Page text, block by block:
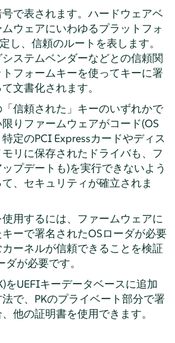
で表されます。ハードウェアベ
ウェアにいわゆるプラットフォ
し、信頼のルートを表します。
ステムベンダーなどとの信頼関
フォームキーを使ってキーに署
文書化されます。
「信頼された 」 キーのいずれかで
りファームウェアがコード(OS
定のPCI Expressカードやディス
リに保存されたドライバも、フ
プデートも)を実行できないよう
、セキュリティが確立されま
用するには、ファームウェアに
ーで署名されたOSローダが必要
ーネルが信頼できることを検証
が必要です。
をUEFIキーデータベースに追加
で、PKのプライベート部分で署
他の証明書を使用できます。